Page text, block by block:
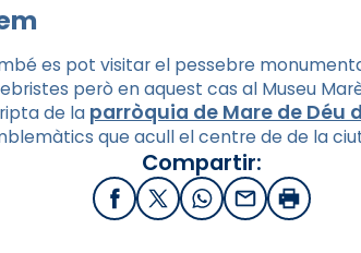
es pot visitar el pessebre
però en aquest cas al Museu
de la parròquia de Mare de Déu
que acull el centre de de la
Compartir:
FacebookX / Twitter
WhatsApp
EmailImprimir